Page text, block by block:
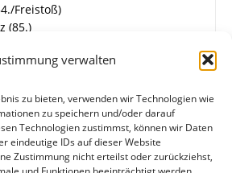
verwalten
zu bieten, verwenden wir Technologien wie
zu speichern und/oder darauf
Technologien zustimmst, können wir Daten
eindeutige IDs auf dieser Website
Zustimmung nicht erteilst oder zurückziehst,
Freistoß)
(85.)
Schittenhelm, Beck, Luber –
Cimen (46. Aslan) – Pantano (80.
Kaiser (60. S. Schulz) – Röser.